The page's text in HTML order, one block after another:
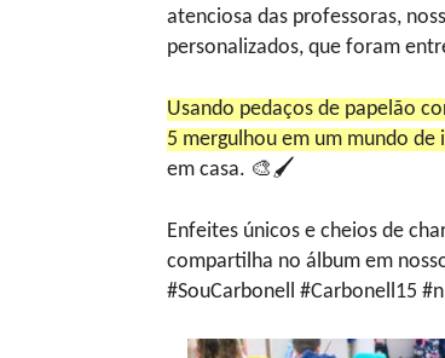
atenciosa das professoras,
personalizados, que foram
Usando pedaços de papelão
5 mergulhou em um mundo
em casa. 🎨🖌
Enfeites únicos e cheios de
compartilha no álbum em
#SouCarbonell #Carbonell15